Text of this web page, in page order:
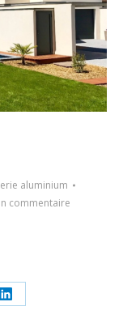
aluminium
commentaire
Partager